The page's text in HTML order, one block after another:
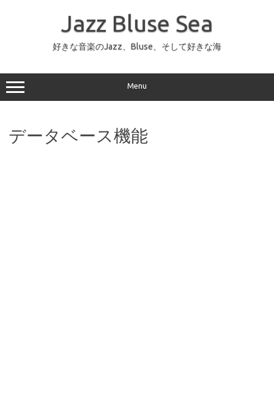
ッ
プ
Jazz Bluse Sea
好きな音楽のJazz、Bluse、そして好きな海
Menu
データベース機能